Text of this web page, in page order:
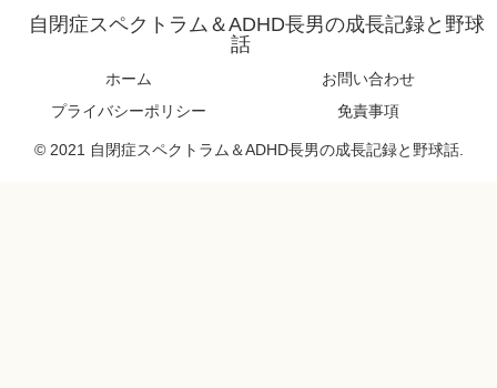
自閉症スペクトラム＆ADHD長男の成長記録と野球
話
ホーム
お問い合わせ
プライバシーポリシー
免責事項
© 2021 自閉症スペクトラム＆ADHD長男の成長記録と野球話.